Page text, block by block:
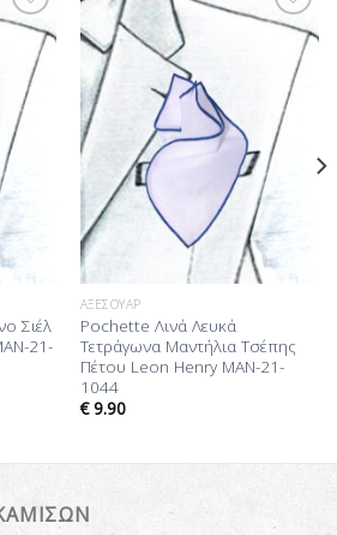
Λίστα
Σιέλ
21-
Προσθήκη
στη Λίστα
Επιθυμίας
ΑΞΕΣΟΥΆΡ
Pochette Λινά Λευκά
Τετράγωνα Μαντήλια Τσέπης
Πέτου Leon Henry MAN-21-
1044
€9.90